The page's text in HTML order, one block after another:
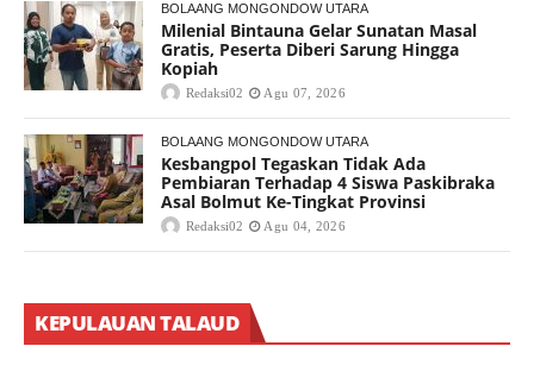
BOLAANG MONGONDOW UTARA
Milenial Bintauna Gelar Sunatan Masal
Gratis, Peserta Diberi Sarung Hingga
Kopiah
Redaksi02 Agu 07, 2026
BOLAANG MONGONDOW UTARA
Kesbangpol Tegaskan Tidak Ada
Pembiaran Terhadap 4 Siswa Paskibraka
Asal Bolmut Ke-Tingkat Provinsi
Redaksi02 Agu 04, 2026
KEPULAUAN TALAUD